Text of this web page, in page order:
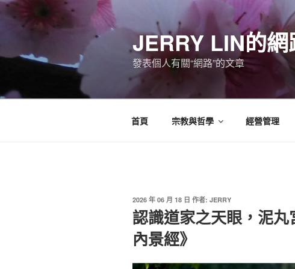
跳
JERRY LIN的
發表個人有關“網路”的文章
首頁 宗教與哲學 經營管理
發
佈
於
2026 年 06 月 18 日 作者: JERRY
認識道家之天眼，泥
內景經》